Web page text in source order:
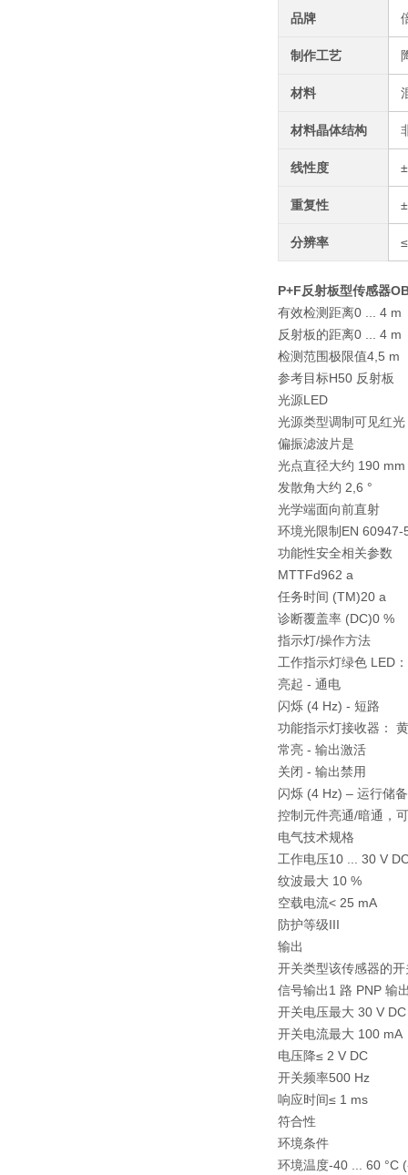
品牌
制作工艺
材料
材料晶体结构
线性度
重复性
分辨率
P+F反射板型传感器
有效检测距离0 ... 4 m
反射板的距离0 ... 4 m
检测范围极限值4,5 m
参考目标H50 反射板
光源LED
光源类型调制可见红光
偏振滤波片是
光点直径大约 190
发散角大约 2,6 °
光学端面向前直射
环境光限制EN
功能性安全相关参数
MTTFd962 a
任务时间 (TM)20 a
诊断覆盖率 (DC)0 %
指示灯/操作方法
工作指示灯绿色 LED：
亮起 - 通电
闪烁 (4 Hz) - 短路
功能指示灯接收器：
常亮 - 输出激活
关闭 - 输出禁用
闪烁 (4 Hz) – 运行储
控制元件亮通/暗通，
电气技术规格
工作电压10 ... 30 V
纹波最大 10 %
空载电流< 25 mA
防护等级III
输出
开关类型该传感器的
信号输出1 路 PNP 输
开关电压最大 30 V DC
开关电流最大 100 mA
电压降≤ 2 V DC
开关频率500 Hz
响应时间≤ 1 ms
符合性
环境条件
环境温度-40 ... 60 °C